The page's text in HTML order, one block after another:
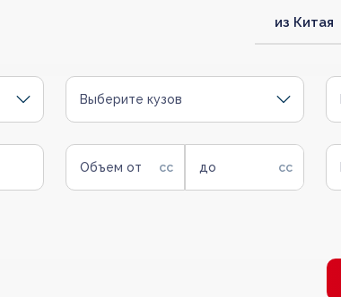
из Китая
Выберите кузов
Объем от до